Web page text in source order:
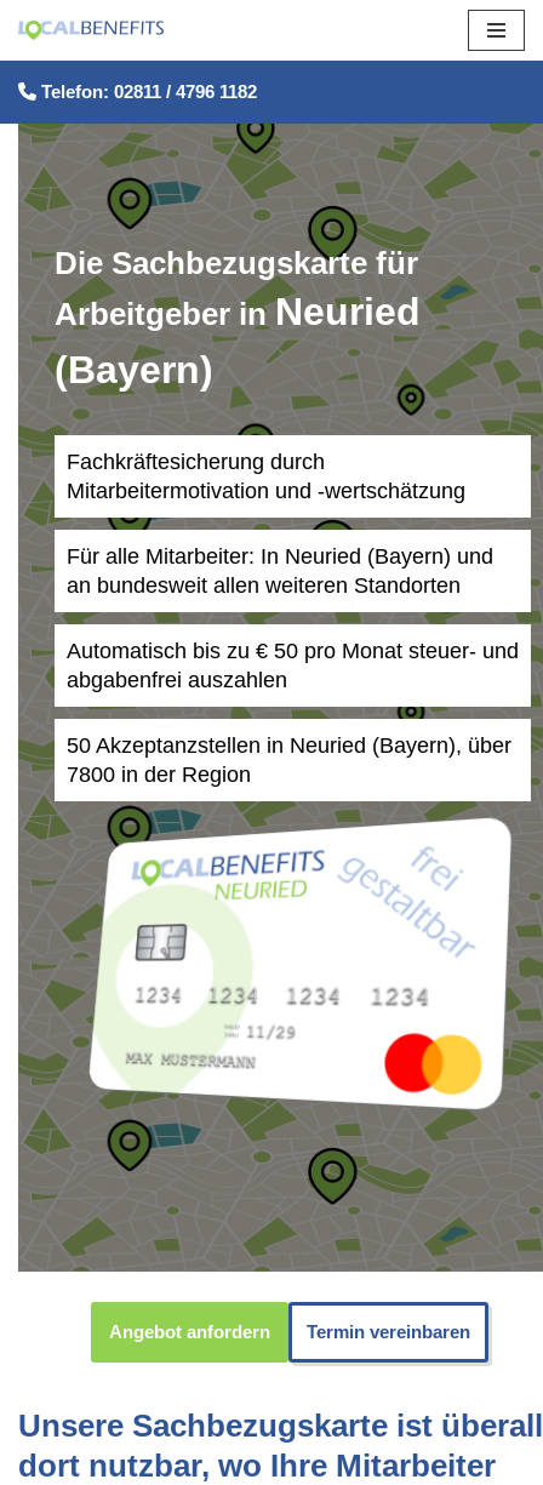
Zum
Inhalt
springen
Telefon: 02811 / 4796 1182
Die Sachbezugskarte für
Arbeitgeber inNeuried
(Bayern)
Fachkräftesicherung durch
Mitarbeitermotivation und -wertschätzung
Für alle Mitarbeiter: In Neuried (Bayern) und
an bundesweit allen weiteren Standorten
Automatisch bis zu € 50 pro Monat steuer- und
abgabenfrei auszahlen
50 Akzeptanzstellen in Neuried (Bayern), über
7800 in der Region
Angebot anfordern Termin vereinbaren
Unsere Sachbezugskarte ist überall
dort nutzbar, wo Ihre Mitarbeiter